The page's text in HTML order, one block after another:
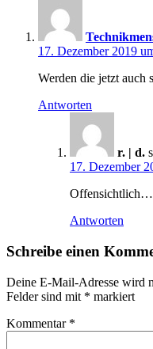
17. Dezember 2019
Werden die jetzt auch
Antworten
r. | d.
17. Dezember
Offensichtlich…
Antworten
Schreibe einen
Deine E-Mail-Adresse wird
Felder sind mit * markiert
Kommentar *